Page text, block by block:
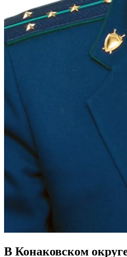
В Конаковском